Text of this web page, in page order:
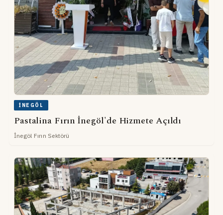
İNEGÖL
Pastalina Fırın İnegöl'de Hizmete Açıldı
İnegöl Fırın Sektörü